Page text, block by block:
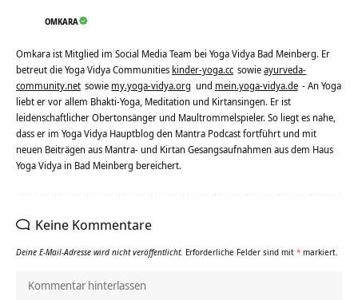
OMKARA
Omkara ist Mitglied im Social Media Team bei Yoga Vidya Bad Meinberg. Er
betreut die Yoga Vidya Communities kinder-yoga.cc sowieayurveda-
community.net sowie my.yoga-vidya.org und mein.yoga-vidya.de - An Yoga
liebt er vor allem Bhakti-Yoga, Meditation und Kirtansingen. Er ist
leidenschaftlicher Obertonsänger und Maultrommelspieler. So liegt es nahe,
dass er im Yoga Vidya Hauptblog den Mantra Podcast fortführt und mit
neuen Beiträgen aus Mantra- und Kirtan Gesangsaufnahmen aus dem Haus
Yoga Vidya in Bad Meinberg bereichert.
Keine Kommentare
Deine E-Mail-Adresse wird nicht veröffentlicht. Erforderliche Felder sind mit * markiert.